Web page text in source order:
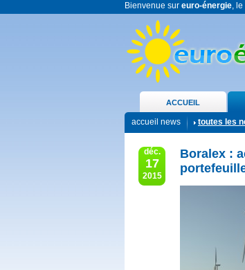
Bienvenue sur euro-énergie,
ACCUEIL
accueil news toutes les
déc.
17
2015
Boralex :